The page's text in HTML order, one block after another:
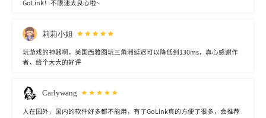
GoLink！不限速太良心啦~
莉莉小姐
玩游戏的神器啊，美国西雅图玩三角洲延迟可以降低到130ms，真心感谢作
者，给个大大的好评
Carlywang
人在国外，国内的软件好多都不能用，有了GoLink真的方便了很多，会推荐